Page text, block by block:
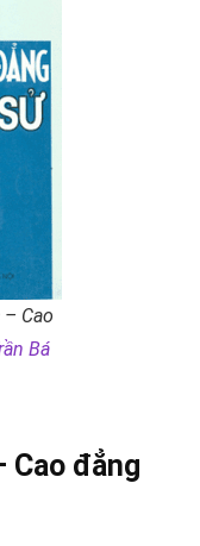
Cao
Bá
Cao đẳng